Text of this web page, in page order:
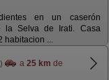
en un caserón
la Selva de Irati. Casa
habitacion ...
a 25 km de